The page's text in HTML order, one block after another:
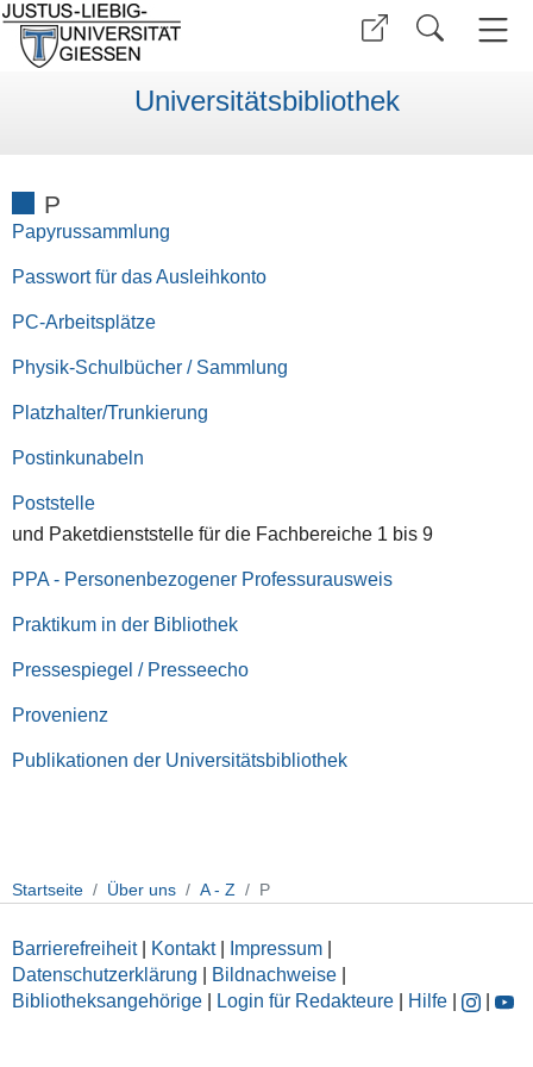
Universitätsbibliothek
P
Papyrussammlung
Passwort für das Ausleihkonto
PC-Arbeitsplätze
Physik-Schulbücher / Sammlung
Platzhalter/Trunkierung
Postinkunabeln
Poststelle
und Paketdienststelle für die Fachbereiche 1 bis 9
PPA - Personenbezogener Professurausweis
Praktikum in der Bibliothek
Pressespiegel / Presseecho
Provenienz
Publikationen der Universitätsbibliothek
Startseite Über uns A - Z P
Barrierefreiheit| Kontakt| Impressum
Datenschutzerklärung
Bildnachweise
Bibliotheksangehörige
Login für Redakteure Hilfe